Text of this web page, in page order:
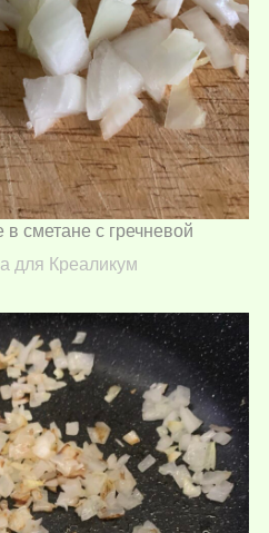
сметане с гречневой
для Креаликум